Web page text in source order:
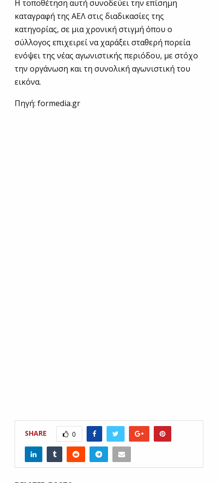
Η τοποθέτηση αυτή συνοδεύει την επίσημη
καταγραφή της ΑΕΛ στις διαδικασίες της
κατηγορίας, σε μια χρονική στιγμή όπου ο
σύλλογος επιχειρεί να χαράξει σταθερή πορεία
ενόψει της νέας αγωνιστικής περιόδου, με στόχο
την οργάνωση και τη συνολική αγωνιστική του
εικόνα.
Πηγή: formedia.gr
SHARE 0